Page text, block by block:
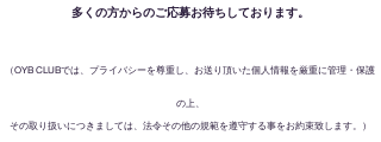
​多くの方からのご応募お待ちしております。
（OYB CLUBでは、プライバシーを尊重し、お送り頂いた個人情報を厳重に管理・保護
の上、
その取り扱いにつきましては、法令その他の規範を遵守する事をお約束致します。）